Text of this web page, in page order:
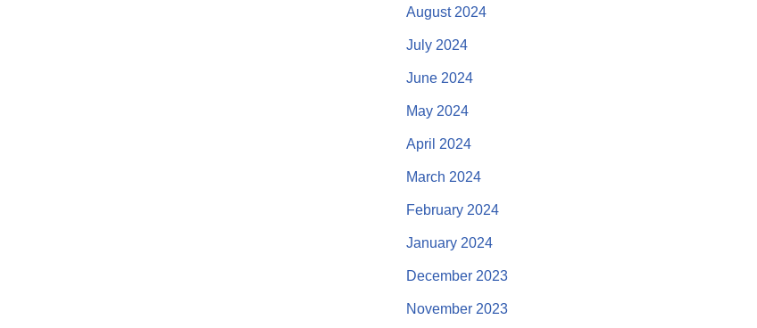
August 2024
July 2024
June 2024
May 2024
April 2024
March 2024
February 2024
January 2024
December 2023
November 2023